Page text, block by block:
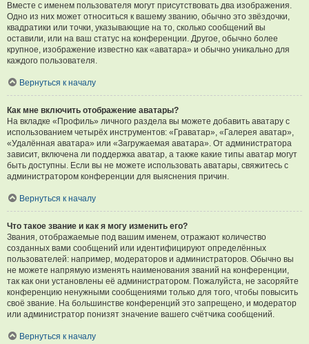
Вместе с именем пользователя могут присутствовать два изображения.
Одно из них может относиться к вашему званию, обычно это звёздочки,
квадратики или точки, указывающие на то, сколько сообщений вы
оставили, или на ваш статус на конференции. Другое, обычно более
крупное, изображение известно как «аватара» и обычно уникально для
каждого пользователя.
Вернуться к началу
Как мне включить отображение аватары?
На вкладке «Профиль» личного раздела вы можете добавить аватару с
использованием четырёх инструментов: «Граватар», «Галерея аватар»,
«Удалённая аватара» или «Загружаемая аватара». От администратора
зависит, включена ли поддержка аватар, а также какие типы аватар могут
быть доступны. Если вы не можете использовать аватары, свяжитесь с
администратором конференции для выяснения причин.
Вернуться к началу
Что такое звание и как я могу изменить его?
Звания, отображаемые под вашим именем, отражают количество
созданных вами сообщений или идентифицируют определённых
пользователей: например, модераторов и администраторов. Обычно вы
не можете напрямую изменять наименования званий на конференции,
так как они установлены её администратором. Пожалуйста, не засоряйте
конференцию ненужными сообщениями только для того, чтобы повысить
своё звание. На большинстве конференций это запрещено, и модератор
или администратор понизят значение вашего счётчика сообщений.
Вернуться к началу